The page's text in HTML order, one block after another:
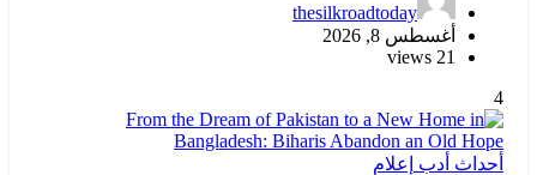
thesilkroadtoday
أغسطس 8, 2026
21 views
4
أحداث أدب إعلام